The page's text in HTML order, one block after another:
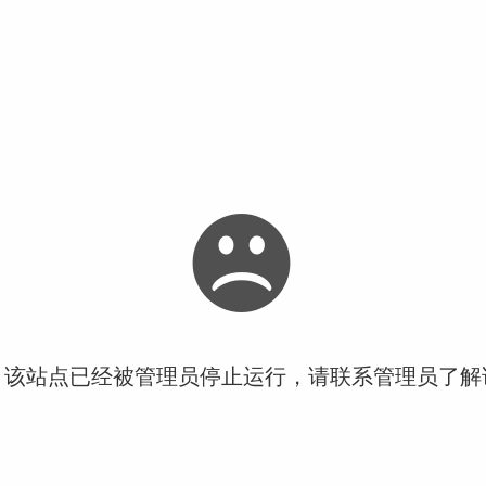
站点已经被管理员停止运行，请联系管理员了